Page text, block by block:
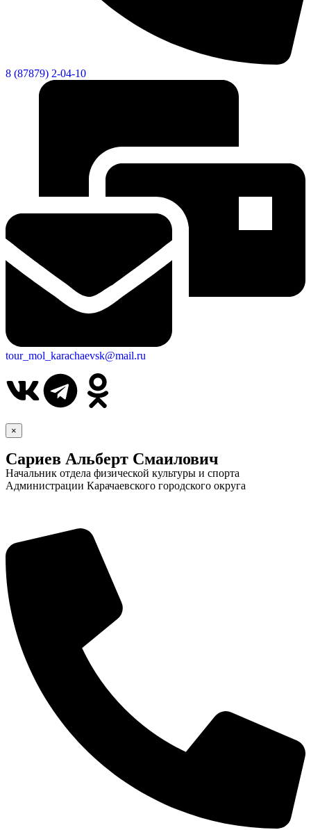
8 (87879) 2-04-10
tour_mol_karachaevsk@mail.ru
×
Сариев Альберт Смаилович
Начальник отдела физической культуры и спорта
Администрации Карачаевского городского округа